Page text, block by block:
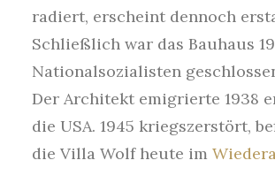
radiert, erscheint dennoch
Schließlich war das Bauhaus
Nationalsozialisten
Der Architekt emigrierte 1938
die USA. 1945 kriegszerstört,
die Villa Wolf heute im